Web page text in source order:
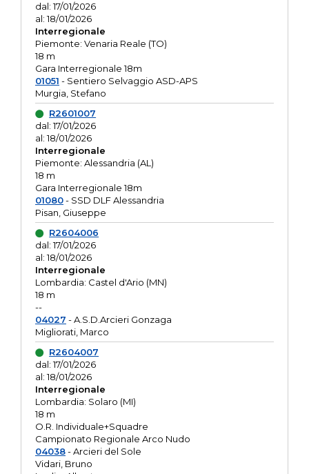
dal: 17/01/2026
al: 18/01/2026
Interregionale
Piemonte: Venaria Reale (TO)
18 m
Gara Interregionale 18m
01051 - Sentiero Selvaggio ASD-APS
Murgia, Stefano
R2601007
dal: 17/01/2026
al: 18/01/2026
Interregionale
Piemonte: Alessandria (AL)
18 m
Gara Interregionale 18m
01080- SSD DLF Alessandria
Pisan, Giuseppe
R2604006
dal: 17/01/2026
al: 18/01/2026
Interregionale
Lombardia: Castel d'Ario (MN)
18 m
--
04027 - A.S.D.Arcieri Gonzaga
Migliorati, Marco
R2604007
dal: 17/01/2026
al: 18/01/2026
Interregionale
Lombardia: Solaro (MI)
18 m
O.R. Individuale+Squadre
Campionato Regionale Arco Nudo
04038- Arcieri del Sole
Vidari, Bruno